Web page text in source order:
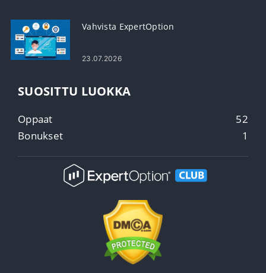
Vahvista ExpertOption
23.07.2026
SUOSITTU LUOKKA
Oppaat
52
Bonukset
1